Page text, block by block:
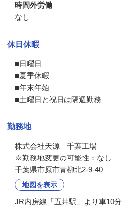
時間外労働
なし
休日休暇
■日曜日
■夏季休暇
■年末年始
■土曜日と祝日は隔週勤務
勤務地
株式会社天源　千葉工場
※勤務地変更の可能性：なし
千葉県市原市青柳北2-9-40
地図を表示
JR内房線「五井駅」より車10分